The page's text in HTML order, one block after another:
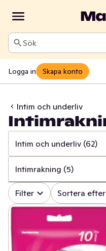
Sök
Logga in Skapa konto
Intim och underliv
Intim och underliv (62)
✓ Alla (844)
✓ Mun och tänder (107)
✓ Sår, bett och stick (17)
✓ Mage (15)
Intimrakning (5)
✓ Alla (62)
Intimhygien och
Rengöring (4)
Filter Sortera efter